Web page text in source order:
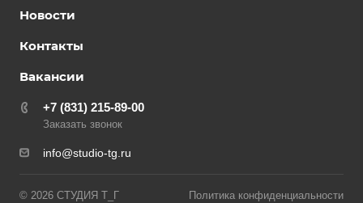
Новости
Контакты
Вакансии
+7 (831) 215-89-00
Заказать звонок
info@studio-tg.ru
© 2026 СТУДИЯ Т_Г Политика конфиденциальности